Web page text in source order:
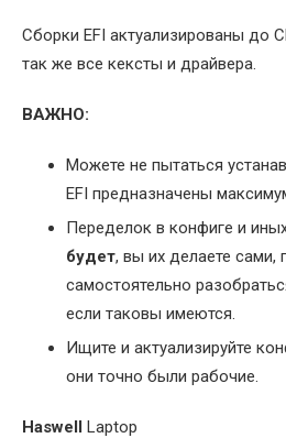
Сборки EFI актуализированы до
так же все кексты и драйвера.
ВАЖНО:
Можете не пытаться
EFI предназначены
Переделок в конфиге и
будет, вы их делаете сами,
самостоятельно
если таковы имеются.
Ищите и актуализируйте
они точно были рабочие.
Haswell Laptop